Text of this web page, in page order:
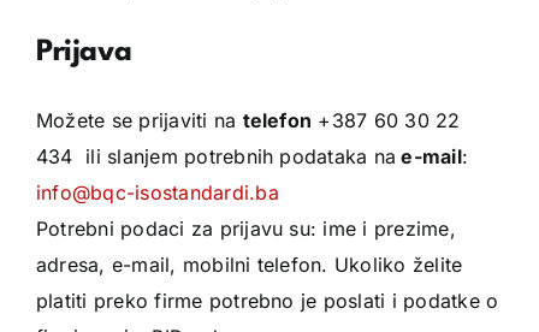
Prijava
Možete se prijaviti na telefon +387 60 30 22
434 ili slanjem potrebnih podataka na e-mail:
info@bqc-isostandardi.ba
Potrebni podaci za prijavu su: ime i prezime,
adresa, e-mail, mobilni telefon. Ukoliko želite
platiti preko firme potrebno je poslati i podatke o